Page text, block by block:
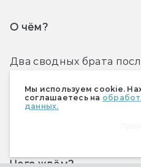
Мы используем cookie.
соглашаетесь на
данных.
О чём?
Два сводных брата
помощи. На борту
критическом
Чего ждём?